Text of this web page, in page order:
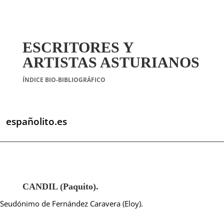
ESCRITORES Y
ARTISTAS ASTURIANOS
ÍNDICE BIO-BIBLIOGRÁFICO
españolito.es
CANDIL (Paquito).
Seudónimo de Fernández Caravera (Eloy).